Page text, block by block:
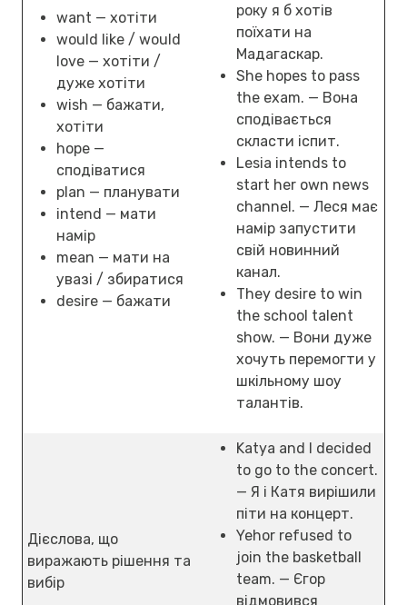
want — хотіти
would like / would
love — хотіти /
дуже хотіти
wish — бажати,
хотіти
hope —
сподіватися
plan — планувати
intend — мати
намір
mean — мати на
увазі / збиратися
desire — бажати
року я б хотів
поїхати на
Мадагаскар.
She hopes to pass
the exam. — Вона
сподівається
скласти іспит.
Lesia intends to
start her own news
channel. — Леся має
намір запустити
свій новинний
канал.
They desire to win
the school talent
show. — Вони дуже
хочуть перемогти у
шкільному шоу
талантів.
Дієслова, що
виражають рішення та
вибір
Katya and I decided
to go to the concert.
— Я і Катя вирішили
піти на концерт.
Yehor refused to
join the basketball
team. — Єгор
відмовився